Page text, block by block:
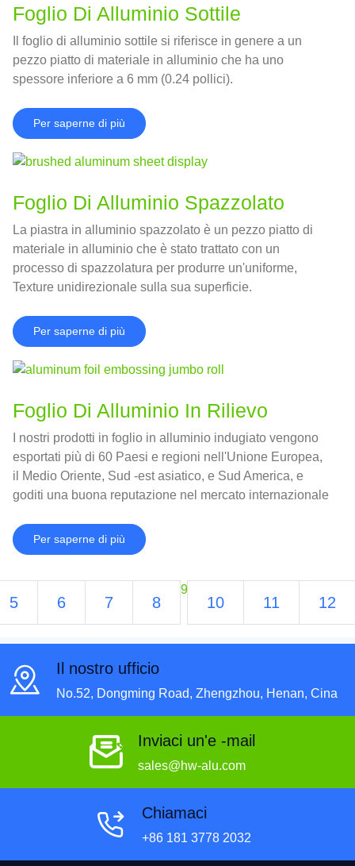
Foglio Di Alluminio Sottile
Il foglio di alluminio sottile si riferisce in genere a un
pezzo piatto di materiale in alluminio che ha uno
spessore inferiore a 6 mm (0.24 pollici).
Per saperne di più
Foglio Di Alluminio Spazzolato
La piastra in alluminio spazzolato è un pezzo piatto di
materiale in alluminio che è stato trattato con un
processo di spazzolatura per produrre un'uniforme,
Texture unidirezionale sulla sua superficie.
Per saperne di più
Foglio Di Alluminio In Rilievo
I nostri prodotti in foglio in alluminio indugiato vengono
esportati più di 60 Paesi e regioni nell'Unione Europea,
il Medio Oriente, Sud -est asiatico, e Sud America, e
goditi una buona reputazione nel mercato internazionale
Per saperne di più
5 6 7 8
9
10 11 12
Il nostro ufficio
No.52, Dongming Road, Zhengzhou, Henan, Cina
Inviaci un'e -mail
sales@hw-alu.com
Chiamaci
+86 181 3778 2032